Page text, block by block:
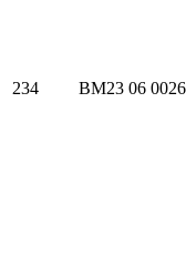
234 BM23 06